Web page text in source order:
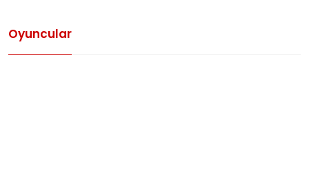
Oyuncular